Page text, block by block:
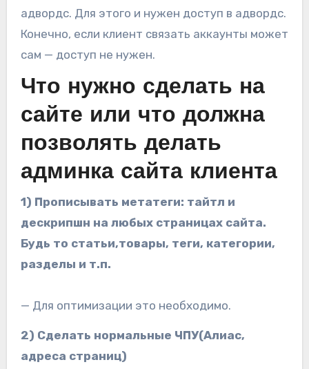
адвордс. Для этого и нужен доступ в адвордс.
Конечно, если клиент связать аккаунты может
сам — доступ не нужен.
Что нужно сделать на
сайте или что должна
позволять делать
админка сайта клиента
1) Прописывать метатеги: тайтл и
дескрипшн на любых страницах сайта.
Будь то статьи,товары, теги, категории,
разделы и т.п.
— Для оптимизации это необходимо.
2) Сделать нормальные ЧПУ(Алиас,
адреса страниц)